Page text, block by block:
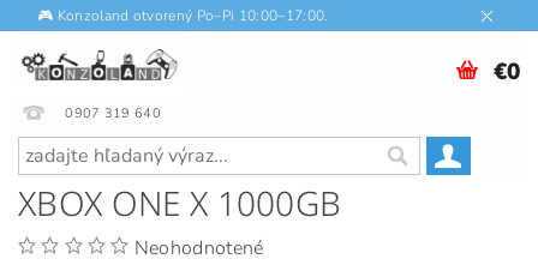
🎮 Konzoland otvorený Po–Pi 10:00–17:00.
0907 319 640
€0
XBOX ONE X 1000GB
Neohodnotené